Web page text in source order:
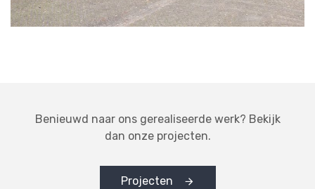
Benieuwd naar ons gerealiseerde werk? Bekijk
dan onze projecten.
Projecten